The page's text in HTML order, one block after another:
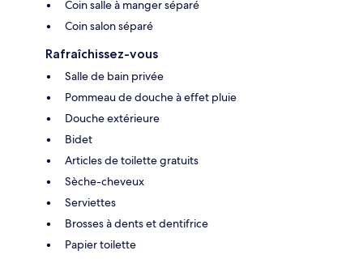
Coin salle à manger séparé
Coin salon séparé
Rafraîchissez-vous
Salle de bain privée
Pommeau de douche à effet pluie
Douche extérieure
Bidet
Articles de toilette gratuits
Sèche-cheveux
Serviettes
Brosses à dents et dentifrice
Papier toilette